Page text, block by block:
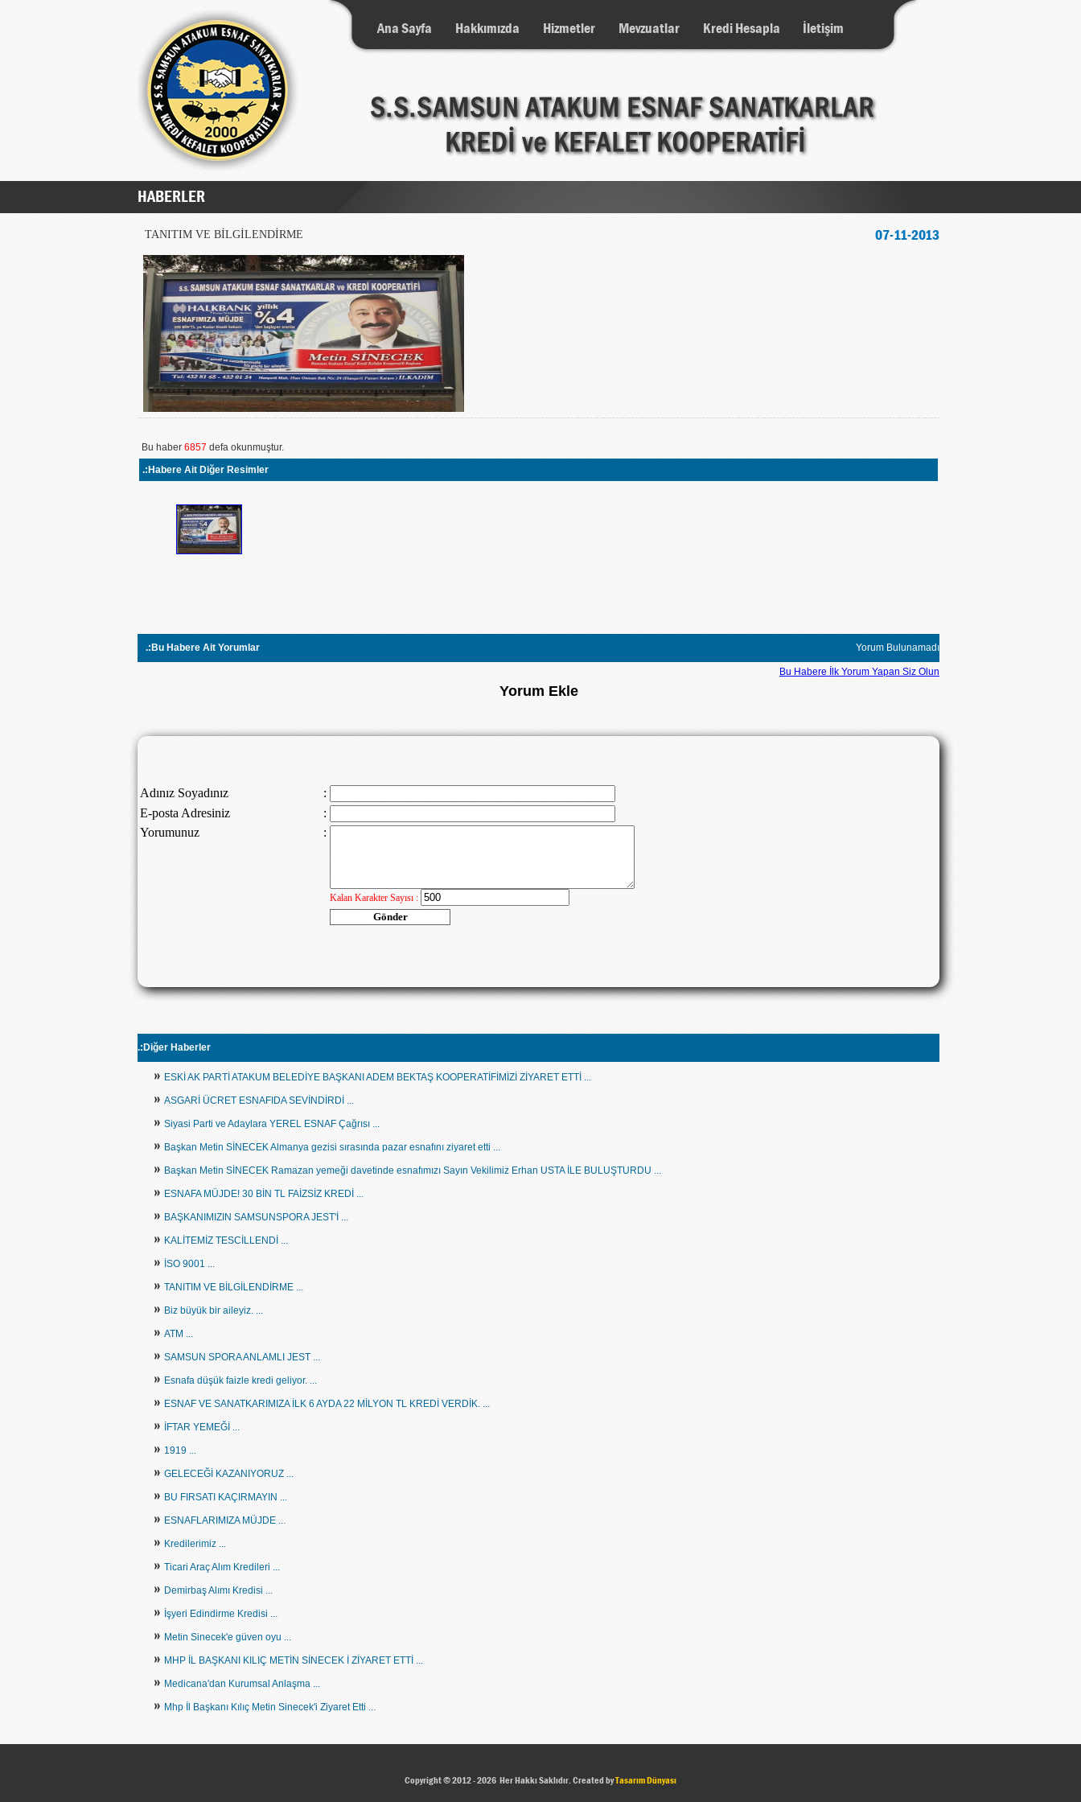
Ana Sayfa Hakkımızda Hizmetler Mevzuatlar Kredi Hesapla İletişim
HABERLER
TANITIM VE BİLGİLENDİRME 07-11-2013
Bu haber 6857 defa okunmuştur.
.:Habere Ait Diğer Resimler
.:Bu Habere Ait Yorumlar Yorum Bulunamadı
Bu Habere İlk Yorum Yapan Siz Olun
Yorum Ekle
.:Diğer Haberler
» ESKİ AK PARTİ ATAKUM BELEDİYE BAŞKANI ADEM BEKTAŞ KOOPERATİFİMİZİ ZİYARET ETTİ ...
» ASGARİ ÜCRET ESNAFIDA SEVİNDİRDİ ...
» Siyasi Parti ve Adaylara YEREL ESNAF Çağrısı ...
» Başkan Metin SİNECEK Almanya gezisi sırasında pazar esnafını ziyaret etti ...
» Başkan Metin SİNECEK Ramazan yemeği davetinde esnafımızı Sayın Vekilimiz Erhan USTA İLE BULUŞTURDU ...
» ESNAFA MÜJDE! 30 BİN TL FAİZSİZ KREDİ ...
» BAŞKANIMIZIN SAMSUNSPORA JEST'İ ...
» KALİTEMİZ TESCİLLENDİ ...
» İSO 9001 ...
» TANITIM VE BİLGİLENDİRME ...
» Biz büyük bir aileyiz. ...
» ATM ...
» SAMSUN SPORA ANLAMLI JEST ...
» Esnafa düşük faizle kredi geliyor. ...
» ESNAF VE SANATKARIMIZA İLK 6 AYDA 22 MİLYON TL KREDİ VERDİK. ...
» İFTAR YEMEĞİ ...
» 1919 ...
» GELECEĞİ KAZANIYORUZ ...
» BU FIRSATI KAÇIRMAYIN ...
» ESNAFLARIMIZA MÜJDE ...
» Kredilerimiz ...
» Ticari Araç Alım Kredileri ...
» Demirbaş Alımı Kredisi ...
» İşyeri Edindirme Kredisi ...
» Metin Sinecek'e güven oyu ...
» MHP İL BAŞKANI KILIÇ METİN SİNECEK İ ZİYARET ETTİ ...
» Medicana'dan Kurumsal Anlaşma ...
» Mhp İl Başkanı Kılıç Metin Sinecek'i Ziyaret Etti ...
Copyright © 2012 - 2026 Her Hakkı Saklıdır. Created byTasarım Dünyası